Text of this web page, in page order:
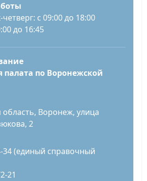
с 09:00 до 18:00
до 16:45
палата по Воронежской
Воронеж, улица
2
34 (единый справочный
21